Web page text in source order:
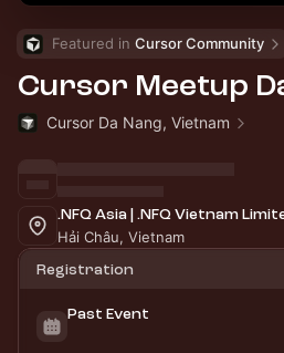
Featured in Cursor Community
Cursor Meetup
Cursor Da Nang, Vietnam
.NFQ Asia | .NFQ Vietnam
Hải Châu, Vietnam
Registration
Past Event